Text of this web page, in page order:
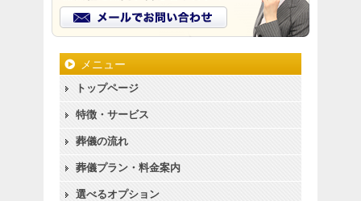
メニュー
トップページ
特徴・サービス
葬儀の流れ
葬儀プラン・料金案内
選べるオプション